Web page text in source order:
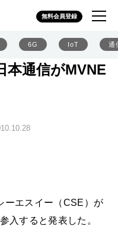
無料会員登録
6G IoT 通
本通信がMVNE
ーエスイー（CSE）が
入すると発表した。